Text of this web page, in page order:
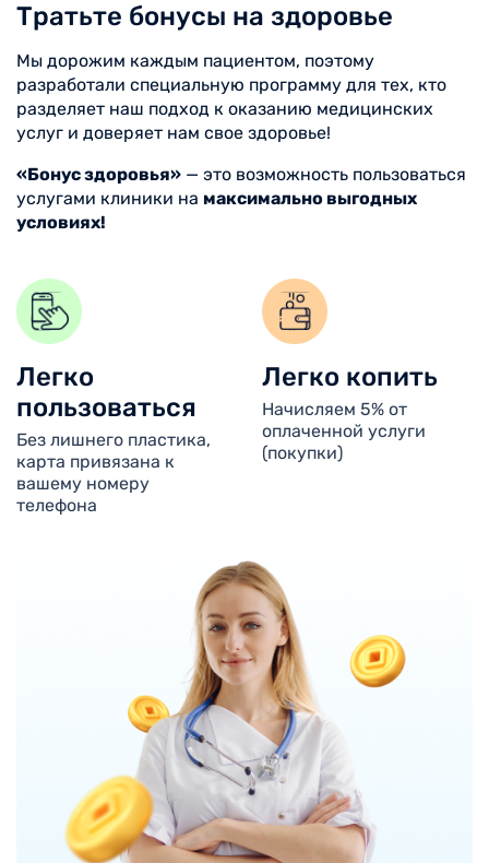
Тратьте бонусы на здоровье
Мы дорожим каждым пациентом, поэтому
разработали специальную программу для тех, кто
разделяет наш подход к оказанию медицинских
услуг и доверяет нам свое здоровье!
«Бонус здоровья» — это возможность пользоваться
услугами клиники на максимально выгодных
условиях!
Легко
пользоваться
Без лишнего пластика,
карта привязана к
вашему номеру
телефона
Легко копить
Начисляем 5% от
оплаченной услуги
(покупки)